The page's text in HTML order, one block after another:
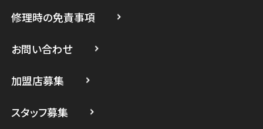
スマホスピタル 登戸・向ヶ丘遊園
スマホスピタル 武蔵小杉
スマホスピタル テルル上大岡
修理時の免責事項
お問い合わせ
加盟店募集
スタッフ募集